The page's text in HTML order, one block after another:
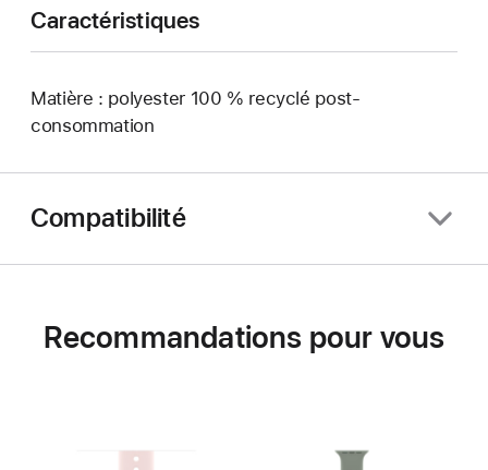
Caractéristiques
Matière : polyester 100 % recyclé post-
consommation
Compatibilité
Recommandations pour vous